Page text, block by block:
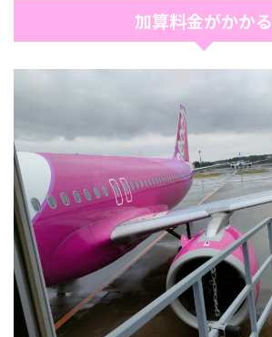
加算料金がかかる